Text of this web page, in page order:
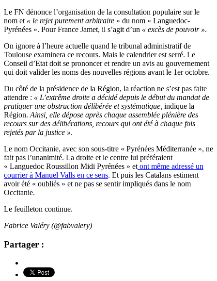
Le FN dénonce l’organisation de la consultation populaire sur le
nom et « le rejet purement arbitraire » du nom « Languedoc-
Pyrénées ». Pour France Jamet, il s’agit d’un « excès de pouvoir ».
On ignore à l’heure actuelle quand le tribunal administratif de
Toulouse examinera ce recours. Mais le calendrier est serré. Le
Conseil d’Etat doit se prononcer et rendre un avis au gouvernement
qui doit valider les noms des nouvelles régions avant le 1er octobre.
Du côté de la présidence de la Région, la réaction ne s’est pas faite
attendre : « L’extrême droite a décidé depuis le début du mandat de
pratiquer une obstruction délibérée et systématique, indique la
Région. Ainsi, elle dépose après chaque assemblée plénière des
recours sur des délibérations, recours qui ont été à chaque fois
rejetés par la justice ».
Le nom Occitanie, avec son sous-titre « Pyrénées Méditerranée », ne
fait pas l’unanimité. La droite et le centre lui préféraient
« Languedoc Roussillon Midi Pyrénées » et ont même adressé un
courrier à Manuel Valls en ce sens. Et puis les Catalans estiment
avoir été « oubliés » et ne pas se sentir impliqués dans le nom
Occitanie.
Le feuilleton continue.
Fabrice Valéry (@fabvalery)
Partager :